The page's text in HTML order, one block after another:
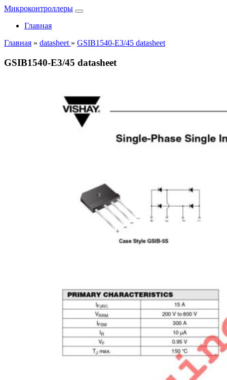
Микроконтроллеры
Главная
Главная » datasheet » GSIB1540-E3/45 datasheet
GSIB1540-E3/45 datasheet